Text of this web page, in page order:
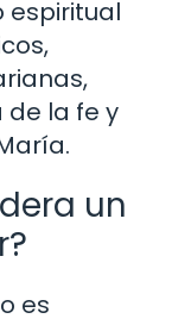
espiritual
la fe y
un
es